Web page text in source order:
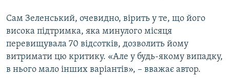
Сам Зеленський, очевидно, вірить у те, що його
висока підтримка, яка минулого місяця
перевищувала 70 відсотків, дозволить йому
витримати цю критику. «Але у будь-якому випадку,
в нього мало інших варіантів», – вважає автор.